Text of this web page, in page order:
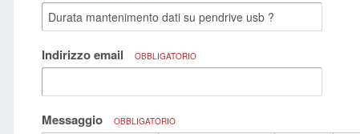
Indirizzo email OBBLIGATORIO
Messaggio OBBLIGATORIO